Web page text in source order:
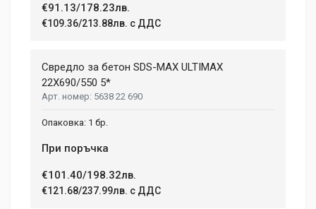
€91.13/178.23лв.
€109.36/213.88лв. с ДДС
Свредло за бетон SDS-MAX ULTIMAX
22X690/550 5*
5638 22 690
1 бр.
При поръчка
€101.40/198.32лв.
€121.68/237.99лв. с ДДС